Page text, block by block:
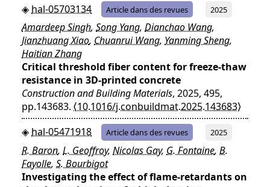
hal-05703134
Article dans des revues 2025
Amardeep Singh, Song Yang, Dianchao Wang,
Jianzhuang Xiao, Chuanrui Wang, Yanming Sheng,
Haitian Zhang
Critical threshold fiber content for freeze-thaw
resistance in 3D-printed concrete
Construction and Building Materials, 2025, 495,
pp.143683. ⟨10.1016/j.conbuildmat.2025.143683⟩
hal-05471918
Article dans des revues 2025
R. Baron, L. Geoffroy, Nicolas Gay, G. Fontaine, B.
Fayolle, S. Bourbigot
Investigating the effect of flame-retardants on